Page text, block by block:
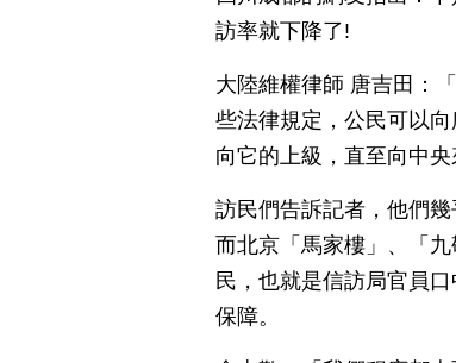
訪率就下降了!
大陸維權律師 唐吉田：
些法律規定，公民可以
向它的上級，直至向中
訪民們告訴記者，他們
而北京「馬家樓」、「
民，也就是信訪局官員
保障。